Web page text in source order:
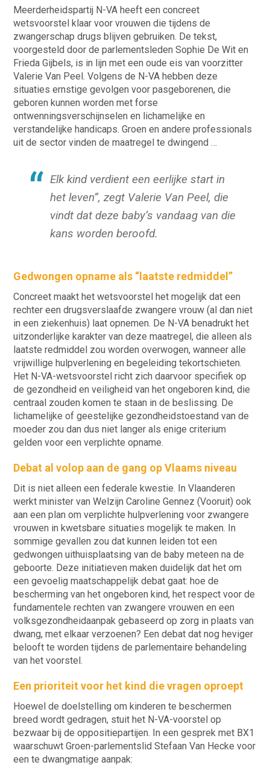
Meerderheidspartij N-VA heeft een concreet
wetsvoorstel klaar voor vrouwen die tijdens de
zwangerschap drugs blijven gebruiken. De tekst,
voorgesteld door de parlementsleden Sophie De Wit en
Frieda Gijbels, is in lijn met een oude eis van voorzitter
Valerie Van Peel. Volgens de N-VA hebben deze
situaties ernstige gevolgen voor pasgeborenen, die
geboren kunnen worden met forse
ontwenningsverschijnselen en lichamelijke en
verstandelijke handicaps. Groen en andere professionals
uit de sector vinden de maatregel te dwingend …
Elk kind verdient een eerlijke start in
het leven”, zegt Valerie Van Peel, die
vindt dat deze baby’s vandaag van die
kans worden beroofd.
Gedwongen opname als “laatste redmiddel”
Concreet maakt het wetsvoorstel het mogelijk dat een
rechter een drugsverslaafde zwangere vrouw (al dan niet
in een ziekenhuis) laat opnemen. De N-VA benadrukt het
uitzonderlijke karakter van deze maatregel, die alleen als
laatste redmiddel zou worden overwogen, wanneer alle
vrijwillige hulpverlening en begeleiding tekortschieten.
Het N-VA-wetsvoorstel richt zich daarvoor specifiek op
de gezondheid en veiligheid van het ongeboren kind, die
centraal zouden komen te staan in de beslissing. De
lichamelijke of geestelijke gezondheidstoestand van de
moeder zou dan dus niet langer als enige criterium
gelden voor een verplichte opname.
Debat al volop aan de gang op Vlaams niveau
Dit is niet alleen een federale kwestie. In Vlaanderen
werkt minister van Welzijn Caroline Gennez (Vooruit) ook
aan een plan om verplichte hulpverlening voor zwangere
vrouwen in kwetsbare situaties mogelijk te maken. In
sommige gevallen zou dat kunnen leiden tot een
gedwongen uithuisplaatsing van de baby meteen na de
geboorte. Deze initiatieven maken duidelijk dat het om
een gevoelig maatschappelijk debat gaat: hoe de
bescherming van het ongeboren kind, het respect voor de
fundamentele rechten van zwangere vrouwen en een
volksgezondheidaanpak gebaseerd op zorg in plaats van
dwang, met elkaar verzoenen? Een debat dat nog heviger
belooft te worden tijdens de parlementaire behandeling
van het voorstel.
Een prioriteit voor het kind die vragen oproept
Hoewel de doelstelling om kinderen te beschermen
breed wordt gedragen, stuit het N-VA-voorstel op
bezwaar bij de oppositiepartijen. In een gesprek met BX1
waarschuwt Groen-parlementslid Stefaan Van Hecke voor
een te dwangmatige aanpak: